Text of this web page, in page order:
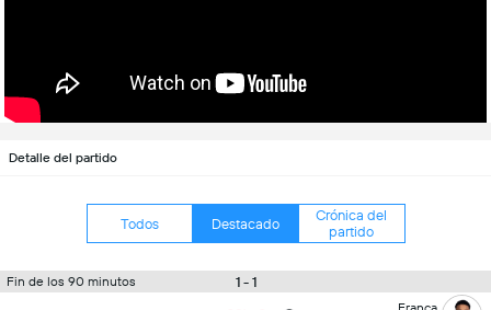
Detalle del partido
Todos Destacado
Crónica del
partido
Fin de los 90 minutos 1 - 1